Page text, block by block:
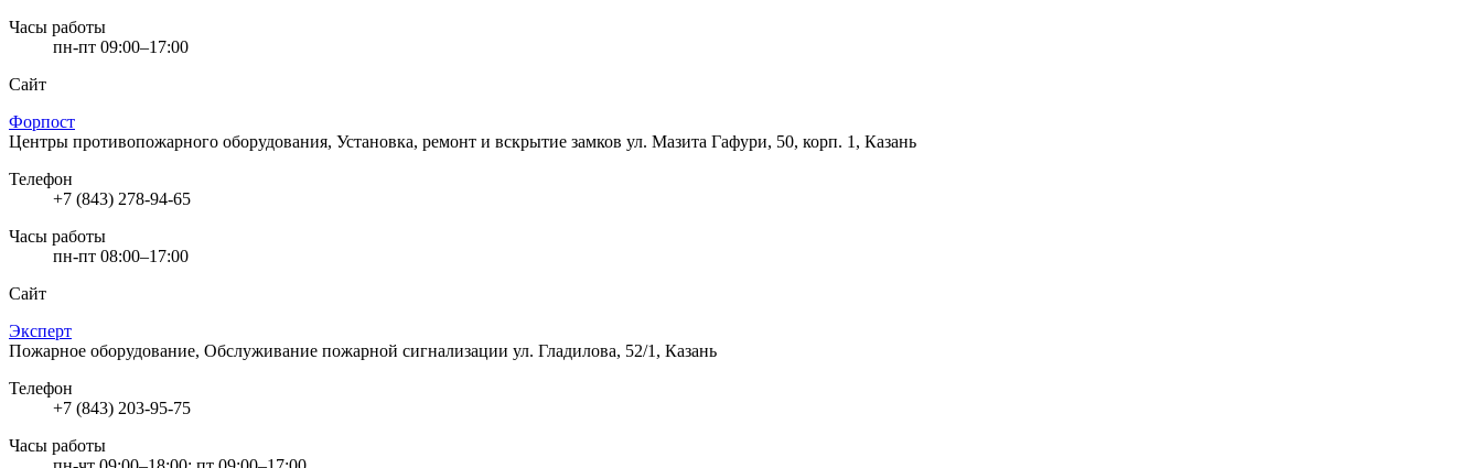
Часы работы
пн-пт 09:00–17:00
Сайт
Форпост
Центры противопожарного оборудования, Установка, ремонт и вскрытие замков ул. Мазита Гафури, 50, корп. 1, Казань
Телефон
+7 (843) 278-94-65
Часы работы
пн-пт 08:00–17:00
Сайт
Эксперт
Пожарное оборудование, Обслуживание пожарной сигнализации ул. Гладилова, 52/1, Казань
Телефон
+7 (843) 203-95-75
Часы работы